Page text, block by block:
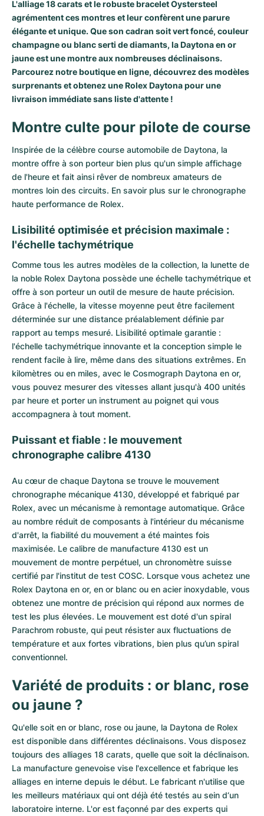
L'alliage 18 carats et le robuste bracelet Oystersteel
agrémentent ces montres et leur confèrent une parure
élégante et unique. Que son cadran soit vert foncé, couleur
champagne ou blanc serti de diamants, la Daytona en or
jaune est une montre aux nombreuses déclinaisons.
Parcourez notre boutique en ligne, découvrez des modèles
surprenants et obtenez une Rolex Daytona pour une
livraison immédiate sans liste d'attente !
Montre culte pour pilote de course
Inspirée de la célèbre course automobile de Daytona, la
montre offre à son porteur bien plus qu'un simple affichage
de l'heure et fait ainsi rêver de nombreux amateurs de
montres loin des circuits. En savoir plus sur le chronographe
haute performance de Rolex.
Lisibilité optimisée et précision maximale :
l'échelle tachymétrique
Comme tous les autres modèles de la collection, la lunette de
la noble Rolex Daytona possède une échelle tachymétrique et
offre à son porteur un outil de mesure de haute précision.
Grâce à l'échelle, la vitesse moyenne peut être facilement
déterminée sur une distance préalablement définie par
rapport au temps mesuré. Lisibilité optimale garantie :
l'échelle tachymétrique innovante et la conception simple le
rendent facile à lire, même dans des situations extrêmes. En
kilomètres ou en miles, avec le Cosmograph Daytona en or,
vous pouvez mesurer des vitesses allant jusqu'à 400 unités
par heure et porter un instrument au poignet qui vous
accompagnera à tout moment.
Puissant et fiable : le mouvement
chronographe calibre 4130
Au cœur de chaque Daytona se trouve le mouvement
chronographe mécanique 4130, développé et fabriqué par
Rolex, avec un mécanisme à remontage automatique. Grâce
au nombre réduit de composants à l'intérieur du mécanisme
d'arrêt, la fiabilité du mouvement a été maintes fois
maximisée. Le calibre de manufacture 4130 est un
mouvement de montre perpétuel, un chronomètre suisse
certifié par l'institut de test COSC. Lorsque vous achetez une
Rolex Daytona en or, en or blanc ou en acier inoxydable, vous
obtenez une montre de précision qui répond aux normes de
test les plus élevées. Le mouvement est doté d'un spiral
Parachrom robuste, qui peut résister aux fluctuations de
température et aux fortes vibrations, bien plus qu’un spiral
conventionnel.
Variété de produits : or blanc, rose
ou jaune ?
Qu'elle soit en or blanc, rose ou jaune, la Daytona de Rolex
est disponible dans différentes déclinaisons. Vous disposez
toujours des alliages 18 carats, quelle que soit la déclinaison.
La manufacture genevoise vise l'excellence et fabrique les
alliages en interne depuis le début. Le fabricant n'utilise que
les meilleurs matériaux qui ont déjà été testés au sein d‘un
laboratoire interne. L'or est façonné par des experts qui